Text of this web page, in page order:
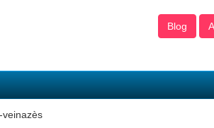
Blog
veinazès